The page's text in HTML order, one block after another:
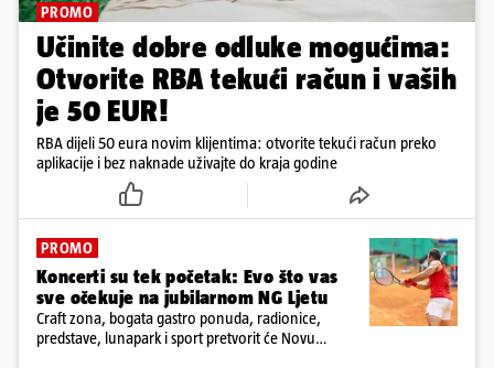
PROMO
Učinite dobre odluke mogućima:
Otvorite RBA tekući račun i vaših
je 50 EUR!
RBA dijeli 50 eura novim klijentima: otvorite tekući račun preko
aplikacije i bez naknade uživajte do kraja godine
PROMO
Koncerti su tek početak: Evo što vas
sve očekuje na jubilarnom NG Ljetu
Craft zona, bogata gastro ponuda, radionice,
predstave, lunapark i sport pretvorit će Novu